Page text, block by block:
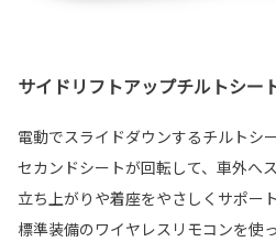
サイドリフトアップチルトシー
電動でスライドダウンするチルトシ
セカンドシートが回転して、車外へ
立ち上がりや着座をやさしくサポート
標準装備のワイヤレスリモコンを使